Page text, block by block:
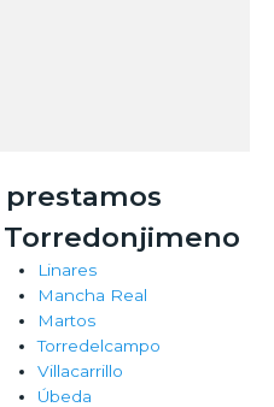
prestamos
Linares
Mancha Real
Martos
Torredelcampo
Villacarrillo
Úbeda